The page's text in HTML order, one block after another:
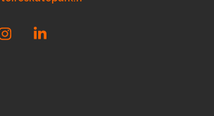
InstagramLinkedIn